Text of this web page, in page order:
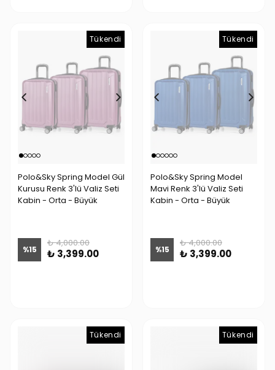
Tükendi Tükendi
Polo&Sky Spring Model Gül
Kurusu Renk 3'lü Valiz Seti
Kabin - Orta - Büyük
%15
₺ 4,000.00
₺ 3,399.00
Tükendi
Polo&Sky Spring Model
Mavi Renk 3'lü Valiz Seti
Kabin - Orta - Büyük
%15
₺ 4,000.00
₺ 3,399.00
Tükendi TükendiTükendi